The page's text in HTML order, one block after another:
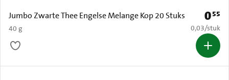
Jumbo Zwarte Thee Engelse Melange Kop 20 Stuks
40 g
Prijs:
055
€ 0,03 per
0,03/stuk